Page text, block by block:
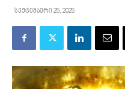
სექტემბერი 25, 2025